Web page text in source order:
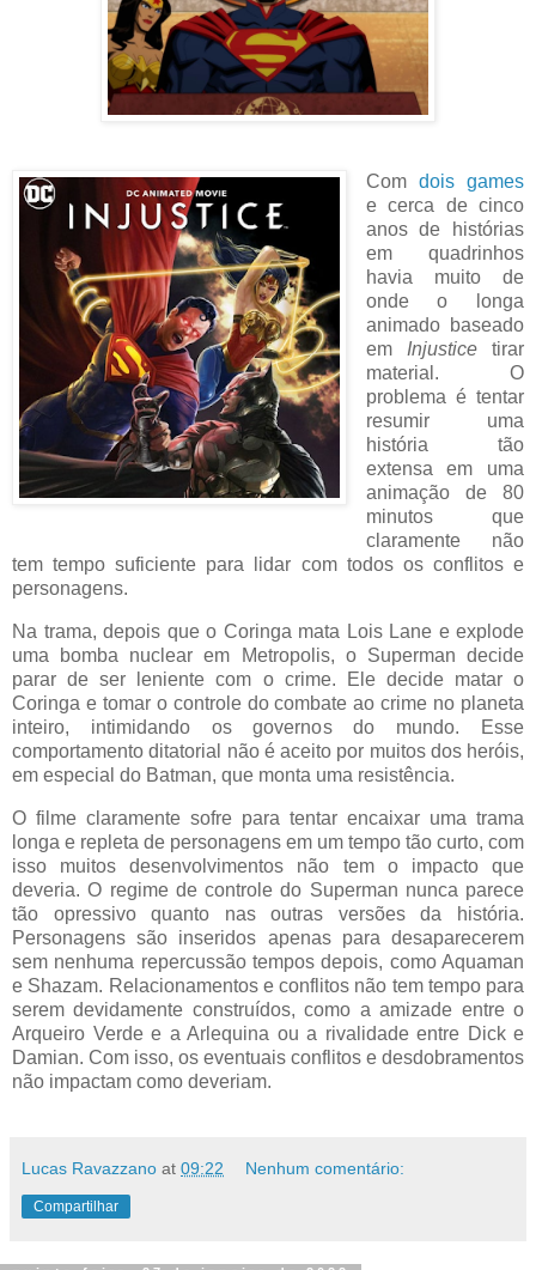
Com dois games
e cerca de cinco
anos de histórias
em quadrinhos
havia muito de
onde o longa
animado baseado
em Injusticetirar
material. O
problema é tentar
resumir uma
história tão
extensa em uma
animação de 80
minutos que
claramente não
tem tempo suficiente para lidar com todos os conflitos e
personagens.
Na trama, depois que o Coringa mata Lois Lane e explode
uma bomba nuclear em Metropolis, o Superman decide
parar de ser leniente com o crime. Ele decide matar o
Coringa e tomar o controle do combate ao crime no planeta
inteiro, intimidando os governos do mundo. Esse
comportamento ditatorial não é aceito por muitos dos heróis,
em especial do Batman, que monta uma resistência.
O filme claramente sofre para tentar encaixar uma trama
longa e repleta de personagens em um tempo tão curto, com
isso muitos desenvolvimentos não tem o impacto que
deveria. O regime de controle do Superman nunca parece
tão opressivo quanto nas outras versões da história.
Personagens são inseridos apenas para desaparecerem
sem nenhuma repercussão tempos depois, como Aquaman
e Shazam. Relacionamentos e conflitos não tem tempo para
serem devidamente construídos, como a amizade entre o
Arqueiro Verde e a Arlequina ou a rivalidade entre Dick e
Damian. Com isso, os eventuais conflitos e desdobramentos
não impactam como deveriam.
Lucas Ravazzano at 09:22 Nenhum comentário:
Compartilhar